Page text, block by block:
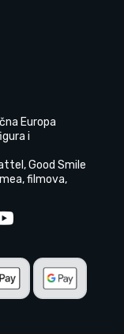
Europa
i
Good Smile
filmova,